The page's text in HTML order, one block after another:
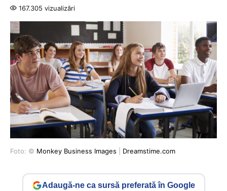
167.305 vizualizări
Foto: © Monkey Business Images Dreamstime.com
Adaugă-ne ca sursă preferată în Google